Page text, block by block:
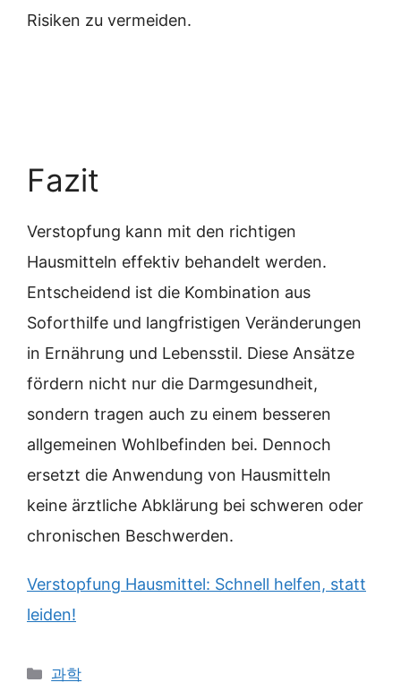
Risiken zu vermeiden.
Fazit
Verstopfung kann mit den richtigen
Hausmitteln effektiv behandelt werden.
Entscheidend ist die Kombination aus
Soforthilfe und langfristigen Veränderungen
in Ernährung und Lebensstil. Diese Ansätze
fördern nicht nur die Darmgesundheit,
sondern tragen auch zu einem besseren
allgemeinen Wohlbefinden bei. Dennoch
ersetzt die Anwendung von Hausmitteln
keine ärztliche Abklärung bei schweren oder
chronischen Beschwerden.
Verstopfung Hausmittel: Schnell helfen, statt
leiden!
Categories
과학